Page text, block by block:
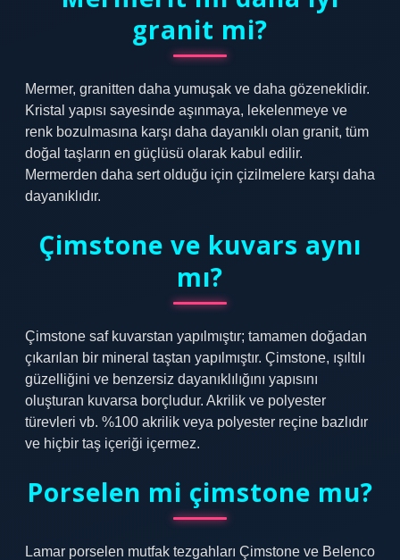
granit mi?
Mermer, granitten daha yumuşak ve daha gözeneklidir.
Kristal yapısı sayesinde aşınmaya, lekelenmeye ve
renk bozulmasına karşı daha dayanıklı olan granit, tüm
doğal taşların en güçlüsü olarak kabul edilir.
Mermerden daha sert olduğu için çizilmelere karşı daha
dayanıklıdır.
Çimstone ve kuvars aynı
mı?
Çimstone saf kuvarstan yapılmıştır; tamamen doğadan
çıkarılan bir mineral taştan yapılmıştır. Çimstone, ışıltılı
güzelliğini ve benzersiz dayanıklılığını yapısını
oluşturan kuvarsa borçludur. Akrilik ve polyester
türevleri vb. %100 akrilik veya polyester reçine bazlıdır
ve hiçbir taş içeriği içermez.
Porselen mi çimstone mu?
Lamar porselen mutfak tezgahları Çimstone ve Belenco